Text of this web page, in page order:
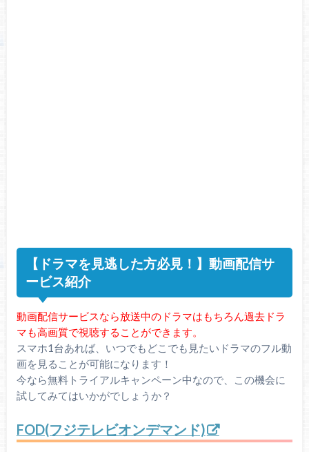
【ドラマを見逃した方必見！】動画配信サ
ービス紹介
動画配信サービスなら放送中のドラマはもちろん過去ドラ
マも高画質で視聴することができます。
スマホ1台あれば、いつでもどこでも見たいドラマのフル動
画を見ることが可能になります！
今なら無料トライアルキャンペーン中なので、この機会に
試してみてはいかがでしょうか？
FOD(フジテレビオンデマンド)